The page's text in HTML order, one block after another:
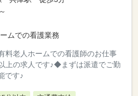
ムでの看護業務
料老人ホームでの看護師のお仕事
上の求人です♪◆まずは派遣でご勤
です♪